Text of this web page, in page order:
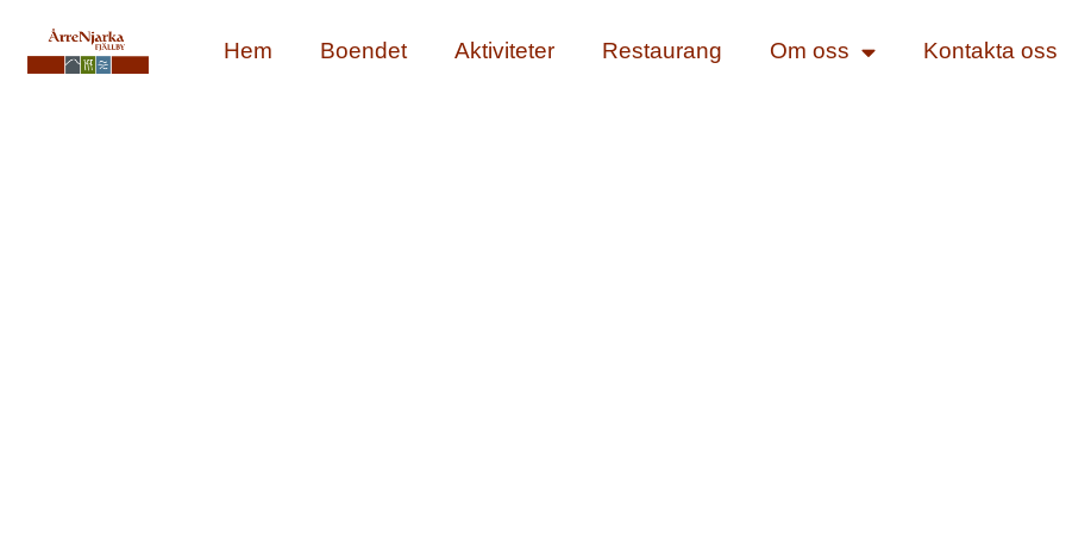
Hem Boendet Aktiviteter Restaurang Om oss Kontakta oss